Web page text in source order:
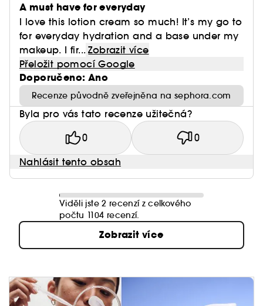
A must have for everyday
I love this lotion cream so much! It’s my go to
for everyday hydration and a base under my
makeup. I fir... Zobrazit více
Přeložit pomocí Google
Doporučeno: Ano
Recenze původně zveřejněna na sephora.com
Byla pro vás tato recenze užitečná?
0 0
Nahlásit tento obsah
Viděli jste 2 recenzí z celkového
počtu 1104 recenzí.
Zobrazit více